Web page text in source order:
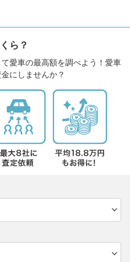
ら？
愛車の最高額を調べよう！愛車
にしませんか？